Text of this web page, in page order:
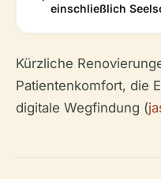
einschließlich
Kürzliche
Patientenkomfort, die
digitale Wegfindung (